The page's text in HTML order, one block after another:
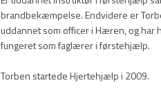
brandbekæmpelse. Endvidere er
uddannet som officer i Hæren, og har
fungeret som faglærer i førstehjælp.
Torben startede Hjertehjælp i 2009.